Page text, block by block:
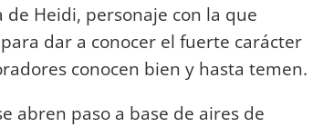
Heidi, personaje con la que
dar a conocer el fuerte carácter
conocen bien y hasta temen.
abren paso a base de aires de